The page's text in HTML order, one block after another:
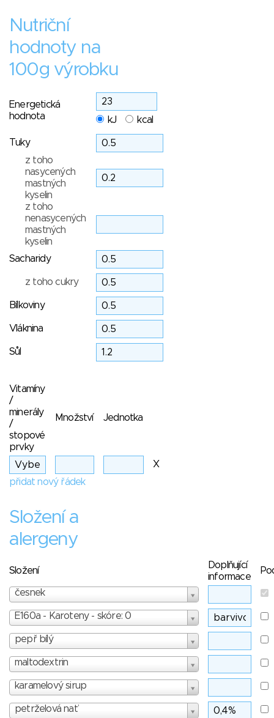
Nutriční
hodnoty na
100g výrobku
Energetická
hodnota
kJ kcal
Tuky
z toho
nasycených
mastných
kyselin
z toho
nenasycených
mastných
kyselin
Sacharidy
z toho cukry
Bílkoviny
Vláknina
Sůl
Vitamíny
/
minerály
/
stopové
prvky
Množství Jednotka
X
přidat nový řádek
Složení a
alergeny
Složení
Doplňující
informace
česnek
E160a - Karoteny - skóre: 0
pepř bílý
maltodextrin
karamelový sirup
petrželová nať